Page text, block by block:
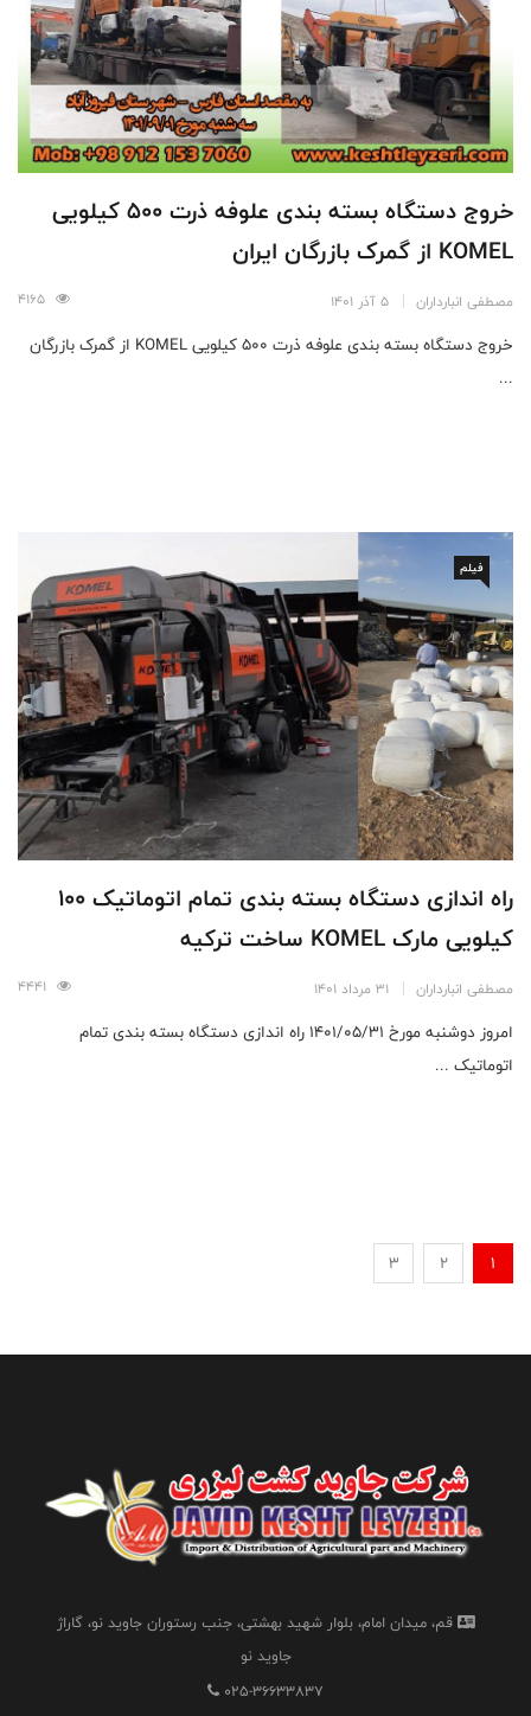
خروج دستگاه بسته بندی علوفه ذرت 500 کیلویی
KOMEL از گمرک بازرگان ایران
مصطفی انبارداران 5 آذر 1401
خروج دستگاه بسته بندی علوفه ذرت 500 کیلویی KOMEL از گمرک بازرگان
...
فیلم
راه اندازی دستگاه بسته بندی تمام اتوماتیک 100
کیلویی مارک KOMEL ساخت ترکیه
مصطفی انبارداران 31 مرداد 1401
امروز دوشنبه مورخ 1401/05/31 راه اندازی دستگاه بسته بندی تمام
اتوماتیک ...
1
2
3
قم، میدان امام، بلوار شهید بهشتی، جنب رستوران جاوید نو، گاراژ
جاوید نو
025-36633837